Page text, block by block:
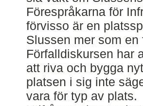
Förespråkarna för
förvisso är en
Slussen mer som
Förfalldiskursen har
att riva och bygga
platsen i sig inte
vara för typ av plats.